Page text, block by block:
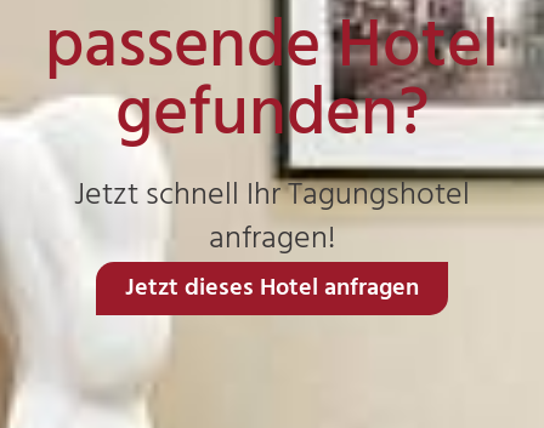
passende Hotel
gefunden?
Jetzt schnell Ihr Tagungshotel
anfragen!
Jetzt dieses Hotel anfragen